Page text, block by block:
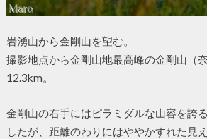
岩湧山から金剛山を望む。
撮影地点から金剛山地最高峰の金剛山（
12.3km。
金剛山の右手にはピラミダルな山容を誇
したが、距離のわりにはややかすれた見